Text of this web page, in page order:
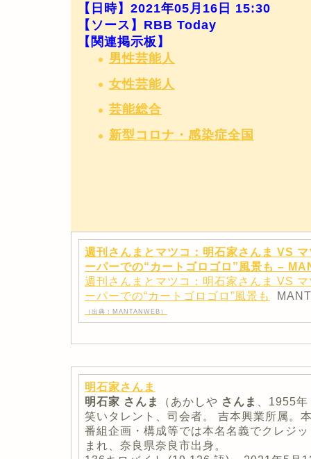
【日時】2021年05月16日 15:30
【ソース】RBB Today
【関連掲示板】
男性芸能人
女性芸能人
芸能総合
新型コロナ・感染症全国
週刊さんまとマツコ：明石家さんま VS
ーパーでの“カートゴロゴロ”風景も –
週刊さんまとマツコ：明石家さんま VS
ーパーでの“カートゴロゴロ”風景も
（出典：MANTANWEB）
明石家さんま
明石家 さんま （あかしや さんま
、1955
笑いタレント、司会者。 吉本興業所属。
番組企画・構成等では本名名義でクレジ
まれ、奈良県奈良市出身。